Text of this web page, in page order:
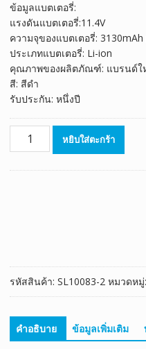
was:
฿1,655.00.฿920.00.
ข้อมูลแบตเตอรี่:
แรงดันแบตเตอรี่:11.4V
ความจุของแบตเตอรี่: 3130mAh
ประเภทแบตเตอรี่: Li-ion
คุณภาพของผลิตภัณฑ์: แบรนด์ใ
สี: สีดำ
รับประกัน: หนึ่งปี
จำนวน
ชิ้น
หยิบใส่ตะกร้า
รหัสสินค้า: SL10083-2 หมวดหมู่:
คำอธิบาย ข้อมูลเพิ่มเติม